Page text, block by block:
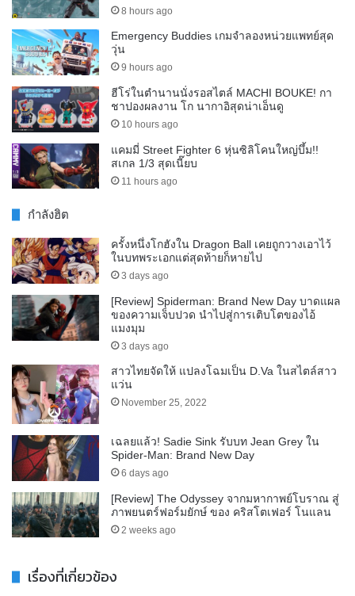
8 hours ago
Emergency Buddies เกมจำลองหน่วยแพทย์สุด
วุ่น
9 hours ago
ฮีโร่ในตำนานนั่งรอสไตล์ MACHI BOUKE! กา
ชาปองผลงาน โก นากาอิสุดน่าเอ็นดู
10 hours ago
แคมมี่ Street Fighter 6 หุ่นซิลิโคนใหญ่บึ้ม!!
สเกล 1/3 สุดเนี๊ยบ
11 hours ago
กำลังฮิต
ครั้งหนึ่งโกฮังใน Dragon Ball เคยถูกวางเอาไว้
ในบทพระเอกแต่สุดท้ายก็หายไป
3 days ago
[Review] Spiderman: Brand New Day บาดแผล
ของความเจ็บปวด นำไปสู่การเติบโตของไอ้
แมงมุม
3 days ago
สาวไทยจัดให้ แปลงโฉมเป็น D.Va ในสไตล์สาว
แว่น
November 25, 2022
เฉลยแล้ว! Sadie Sink รับบท Jean Grey ใน
Spider-Man: Brand New Day
6 days ago
[Review] The Odyssey จากมหากาพย์โบราณ สู่
ภาพยนตร์ฟอร์มยักษ์ ของ คริสโตเฟอร์ โนแลน
2 weeks ago
เรื่องที่เกี่ยวข้อง